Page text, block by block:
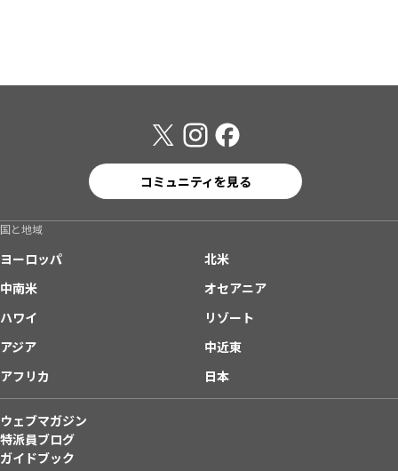
コミュニティを見る
国と地域
ヨーロッパ
北米
中南米
オセアニア
ハワイ
リゾート
アジア
中近東
アフリカ
日本
ウェブマガジン
特派員ブログ
ガイドブック